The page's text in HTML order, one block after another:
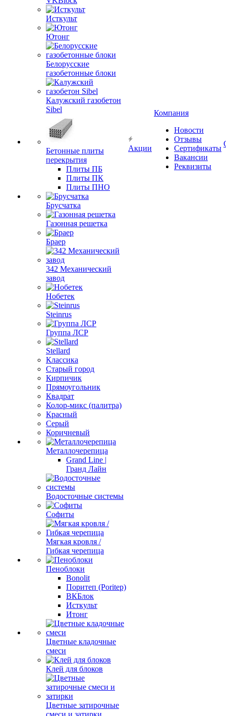
Исткульт
Ютонг
Белорусские
газобетонные блоки
Калужский газобетон
Sibel
Бетонные плиты
перекрытия
Плиты ПБ
Плиты ПК
Плиты ПНО
Брусчатка
Газонная решетка
Браер
342 Механический
завод
Нобетек
Steinrus
Группа ЛСР
Stellard
Классика
Старый город
Кирпичик
Прямоугольник
Квадрат
Колор-микс (палитра)
Красный
Серый
Коричневый
Металлочерепица
Grand Line |
Гранд Лайн
Водосточные системы
Софиты
Мягкая кровля /
Гибкая черепица
Пеноблоки
Bonolit
Поритеп (Poritep)
ВКБлок
Исткульт
Итонг
Цветные кладочные
смеси
Клей для блоков
Цветные затирочные
смеси и затирки
Акции
Компания
Новости
Отзывы
Сертификаты
Вакансии
Реквизиты